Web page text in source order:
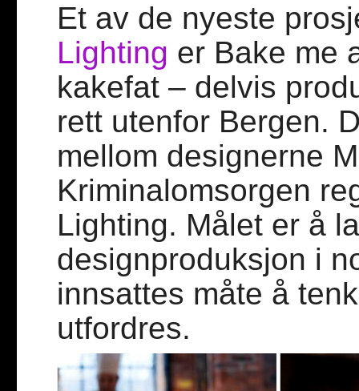
Et av de nyeste
Lighting er Bake me
kakefat – delvis
rett utenfor Bergen.
mellom designerne
Kriminalomsorgen
Lighting. Målet er å
designproduksjon i
innsattes måte å
utfordres.